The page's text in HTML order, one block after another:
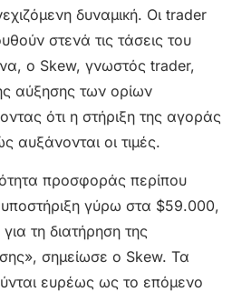
δυναμική. Οι trader
στενά τις τάσεις του
ο Skew, γνωστός trader,
αύξησης των ορίων
ότι η στήριξη της αγοράς
αυξάνονται οι τιμές.
προσφοράς περίπου
γύρω στα $59.000,
για τη διατήρηση της
σημείωσε ο Skew. Τα
ευρέως ως το επόμενο